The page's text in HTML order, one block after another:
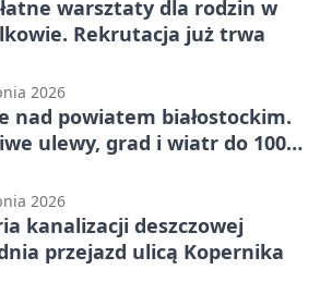
warsztaty dla rodzin w
Rekrutacja już trwa
2026
nad powiatem białostockim.
ulewy, grad i wiatr do 100
2026
kanalizacji deszczowej
przejazd ulicą Kopernika